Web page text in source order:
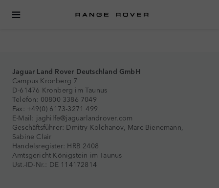
IMPRESSUM
Jaguar Land Rover Deutschland GmbH
Campus Kronberg 7
D-61476 Kronberg im Taunus
Telefon: 00800 3386 7049
Fax: +49(0) 6173-3271 499
E-Mail: jaghilfe@jaguarlandrover.com
Geschäftsführer: Dmitry Kolchanov, Marc Bienemann,
Sabine Clair
Handelsregister: HRB 2408
Amtsgericht Königstein im Taunus
Ust.-ID-Nr.: DE 114172814